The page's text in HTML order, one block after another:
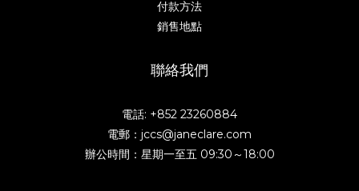
付款方法
銷售地點
聯絡我們
電話: +852 23260884
電郵：jccs@janeclare.com
辦公時間：星期一至五 09:30～18:00